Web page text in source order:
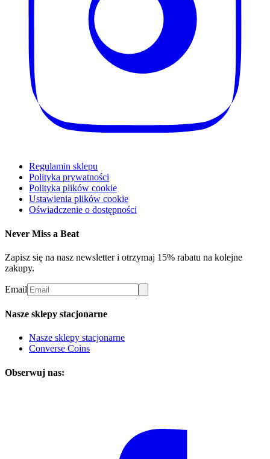
Regulamin sklepu
Polityka prywatności
Polityka plików cookie
Ustawienia plików cookie
Oświadczenie o dostępności
Never Miss a Beat
Zapisz się na nasz newsletter i otrzymaj 15% rabatu na kolejne
zakupy.
Email
Nasze sklepy stacjonarne
Nasze sklepy stacjonarne
Converse Coins
Obserwuj nas: